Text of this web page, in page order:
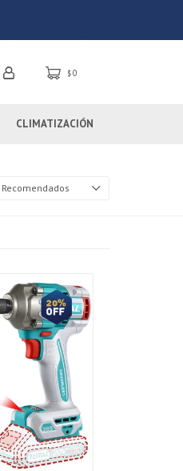
CLIMATIZACIÓN
$0
Recomendados